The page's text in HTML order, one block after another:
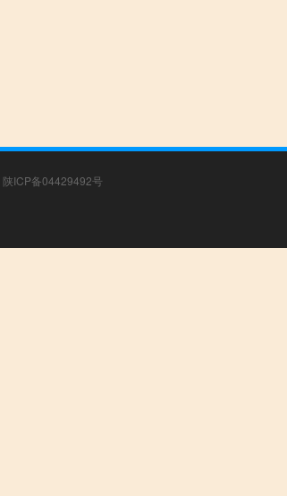
陕ICP备04429492号